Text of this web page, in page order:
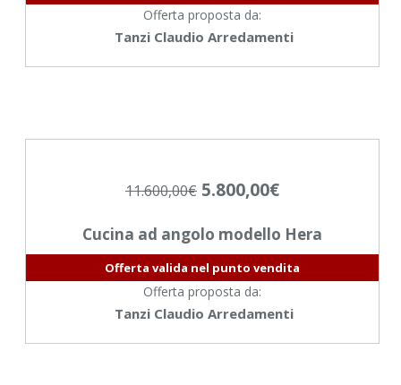
Offerta proposta da:
Tanzi Claudio Arredamenti
11.600,00€ 5.800,00€
Cucina ad angolo modello Hera
Offerta valida nel punto vendita
Offerta proposta da:
Tanzi Claudio Arredamenti